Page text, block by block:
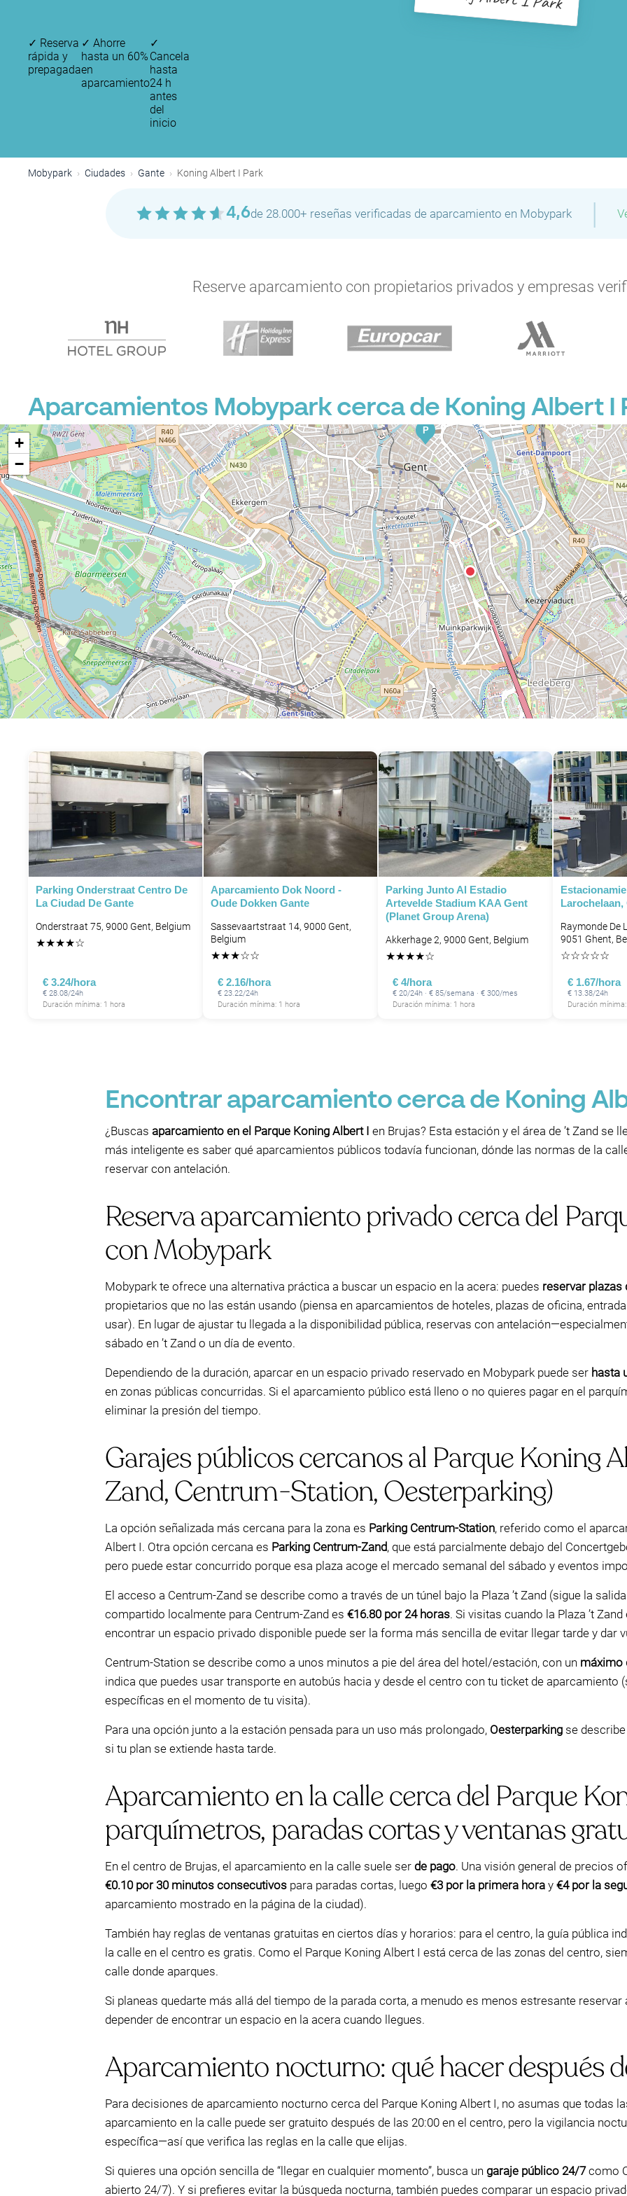
✓ Reserva
rápida y
prepagada
✓ Ahorre
hasta un 60%
en
aparcamiento
✓
Cancela
hasta
24 h
antes
del
inicio
Mobypark Ciudades Gante Koning Albert I Park
4,6de 28.000+ reseñas verificadas de aparcamiento en Mobypark |
Reserve aparcamiento con propietarios privados y empresas
Aparcamientos Mobypark cerca de Koning Albert I
P
P
+
−
Parking Onderstraat Centro De
La Ciudad De Gante
Onderstraat 75, 9000 Gent, Belgium
★★★★☆
€ 3.24/hora
€ 28.08/24h
Duración mínima: 1 hora
Aparcamiento Dok Noord -
Oude Dokken Gante
Sassevaartstraat 14, 9000 Gent,
Belgium
★★★☆☆
€ 2.16/hora
€ 23.22/24h
Duración mínima: 1 hora
Parking Junto Al Estadio
Artevelde Stadium KAA Gent
(Planet Group Arena)
Akkerhage 2, 9000 Gent, Belgium
★★★★☆
€ 4/hora
€ 20/24h · € 85/semana · € 300/mes
Duración mínima: 1 hora
Larochelaan,
Raymonde De
9051 Ghent,
☆☆☆☆☆
€ 1.67/hora
€ 13.38/24h
Duración
Encontrar aparcamiento cerca de Koning
¿Buscas aparcamiento en el Parque Koning Albert I en Brujas? Esta estación y el área de ’t Zand se
más inteligente es saber qué aparcamientos públicos todavía funcionan, dónde las normas de la
reservar con antelación.
Reserva aparcamiento privado cerca del
con Mobypark
Mobypark te ofrece una alternativa práctica a buscar un espacio en la acera: puedes reservar plazas
propietarios que no las están usando (piensa en aparcamientos de hoteles, plazas de oficina,
usar). En lugar de ajustar tu llegada a la disponibilidad pública, reservas con
sábado en ’t Zand o un día de evento.
Dependiendo de la duración, aparcar en un espacio privado reservado en Mobypark puede ser hasta
en zonas públicas concurridas. Si el aparcamiento público está lleno o no quieres pagar en el
eliminar la presión del tiempo.
Garajes públicos cercanos al Parque Koning
Zand, Centrum-Station, Oesterparking)
La opción señalizada más cercana para la zona es Parking Centrum-Station, referido como el
Albert I. Otra opción cercana es Parking Centrum-Zand, que está parcialmente debajo del
pero puede estar concurrido porque esa plaza acoge el mercado semanal del sábado y eventos
El acceso a Centrum-Zand se describe como a través de un túnel bajo la Plaza ’t Zand (sigue la
compartido localmente para Centrum-Zand es €16.80 por 24 horas. Si visitas cuando la Plaza ’t
encontrar un espacio privado disponible puede ser la forma más sencilla de evitar llegar tarde y dar
Centrum-Station se describe como a unos minutos a pie del área del hotel/estación, con un máximo
indica que puedes usar transporte en autobús hacia y desde el centro con tu ticket de
específicas en el momento de tu visita).
Para una opción junto a la estación pensada para un uso más prolongado, Oesterparking se
si tu plan se extiende hasta tarde.
Aparcamiento en la calle cerca del Parque
parquímetros, paradas cortas y ventanas
En el centro de Brujas, el aparcamiento en la calle suele ser de pago. Una visión general de precios
€0.10 por 30 minutos consecutivos para paradas cortas, luego €3 por la primera hora y €4 por la
aparcamiento mostrado en la página de la ciudad).
También hay reglas de ventanas gratuitas en ciertos días y horarios: para el centro, la guía pública
la calle en el centro es gratis. Como el Parque Koning Albert I está cerca de las zonas del centro,
calle donde aparques.
Si planeas quedarte más allá del tiempo de la parada corta, a menudo es menos estresante reservar
depender de encontrar un espacio en la acera cuando llegues.
Aparcamiento nocturno: qué hacer después
Para decisiones de aparcamiento nocturno cerca del Parque Koning Albert I, no asumas que todas
aparcamiento en la calle puede ser gratuito después de las 20:00 en el centro, pero la vigilancia
específica—así que verifica las reglas en la calle que elijas.
Si quieres una opción sencilla de “llegar en cualquier momento”, busca un garaje público 24/7como
abierto 24/7). Y si prefieres evitar la búsqueda nocturna, también puedes comparar un espacio